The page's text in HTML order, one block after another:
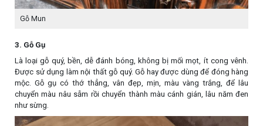
Gỗ Mun
3. Gỗ Gụ
Là loại gỗ quý, bền, dễ đánh bóng, không bị mối mọt, ít cong vênh.
Được sử dụng làm nội thất gỗ quý. Gỗ hay được dùng để đóng hàng
mộc. Gỗ gụ có thớ thẳng, vân đẹp, mịn, màu vàng trắng, để lâu
chuyển màu nâu sẫm rồi chuyển thành màu cánh gián, lâu năm đen
như sừng.